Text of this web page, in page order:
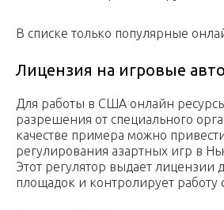
В списке только популярные
Лицензия на игровые
Для работы в США онлайн
разрешения от специального
качестве примера можно
регулирования азартных игр в
Этот регулятор выдает лицензии
площадок и контролирует работу